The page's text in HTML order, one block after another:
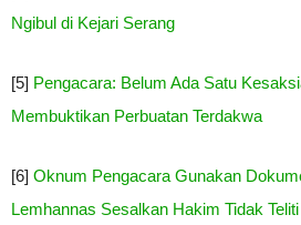
Ngibul di Kejari Serang
[5] Pengacara: Belum Ada Satu
Membuktikan Perbuatan Terdakwa
[6] Oknum Pengacara Gunakan
Lemhannas Sesalkan Hakim Tidak Teliti